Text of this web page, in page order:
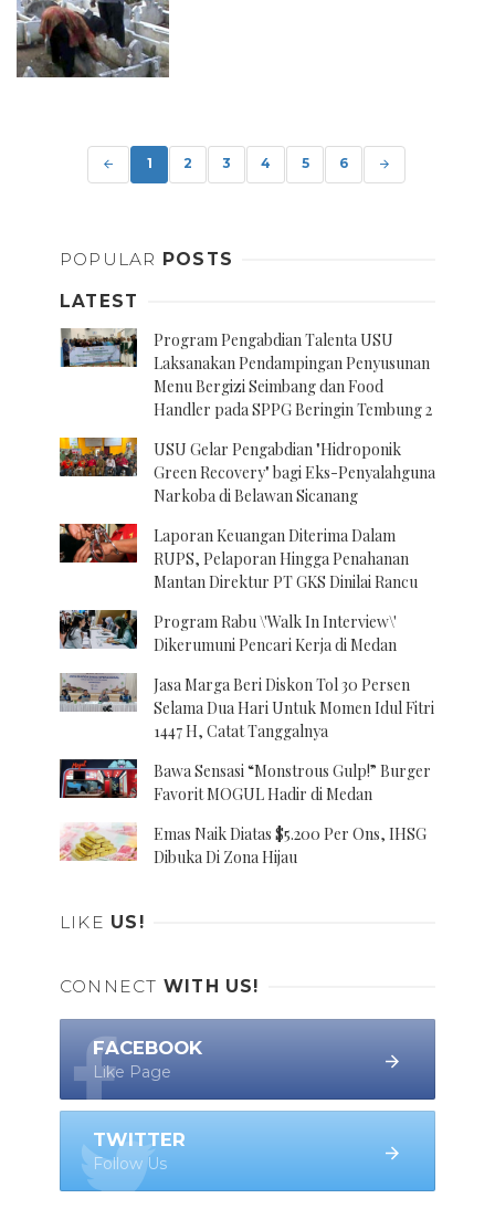
navigation
1 2 3 4 5 6
POPULAR POSTS
LATEST
Program Pengabdian Talenta USU
Laksanakan Pendampingan Penyusunan
Menu Bergizi Seimbang dan Food
Handler pada SPPG Beringin Tembung 2
USU Gelar Pengabdian "Hidroponik
Green Recovery" bagi Eks-Penyalahguna
Narkoba di Belawan Sicanang
Laporan Keuangan Diterima Dalam
RUPS, Pelaporan Hingga Penahanan
Mantan Direktur PT GKS Dinilai Rancu
Program Rabu \'Walk In Interview\'
Dikerumuni Pencari Kerja di Medan
Jasa Marga Beri Diskon Tol 30 Persen
Selama Dua Hari Untuk Momen Idul Fitri
1447 H, Catat Tanggalnya
Bawa Sensasi “Monstrous Gulp!” Burger
Favorit MOGUL Hadir di Medan
Emas Naik Diatas $5.200 Per Ons, IHSG
Dibuka Di Zona Hijau
LIKE US!
CONNECT WITH US!
FACEBOOK
Like Page
TWITTER
Follow Us